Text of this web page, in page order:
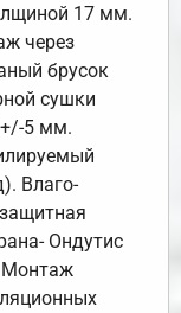
17 мм.
через
брусок
сушки
5 мм.
Влаго-
Ондутис
Монтаж